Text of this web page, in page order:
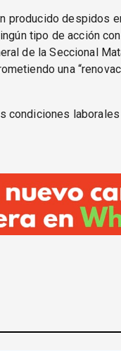
producido despidos
tipo de acción
de la Seccional
una
condiciones